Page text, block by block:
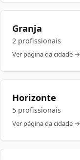
Granja
2 profissionais
Ver página da cidade →
Horizonte
5 profissionais
Ver página da cidade →